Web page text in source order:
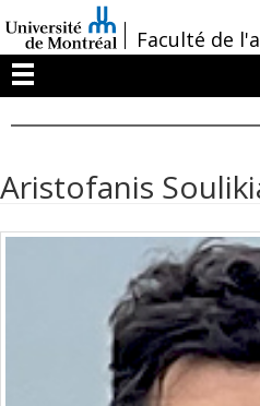
au
contenu
/Faculté de
Menu
Aristofanis